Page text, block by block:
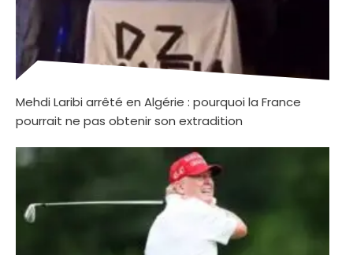
Mehdi Laribi arrêté en Algérie : pourquoi la France
pourrait ne pas obtenir son extradition